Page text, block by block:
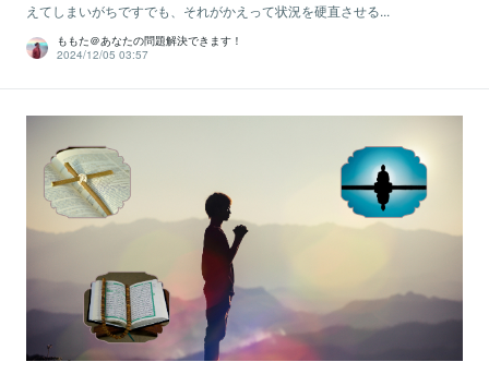
えてしまいがちですでも、それがかえって状況を硬直させる...
ももた＠あなたの問題解決できます！
2024/12/05 03:57